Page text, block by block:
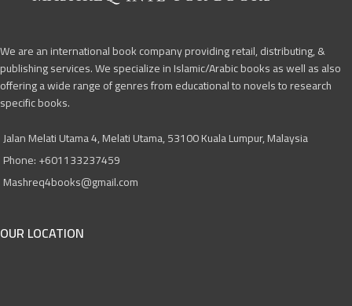
We are an international book company providing retail, distributing, &
publishing services. We specialize in Islamic/Arabic books as well as also
offering a wide range of genres from educational to novels to research
specific books.
Jalan Melati Utama 4, Melati Utama, 53100 Kuala Lumpur, Malaysia
Phone: +601133237459
Mashreq4books@gmail.com
OUR LOCATION